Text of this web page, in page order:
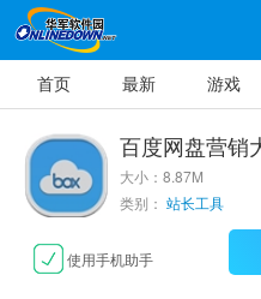
首页 最新 游戏
百度网盘营销
大小：8.87M
类别： 站长工具
使用手机助手